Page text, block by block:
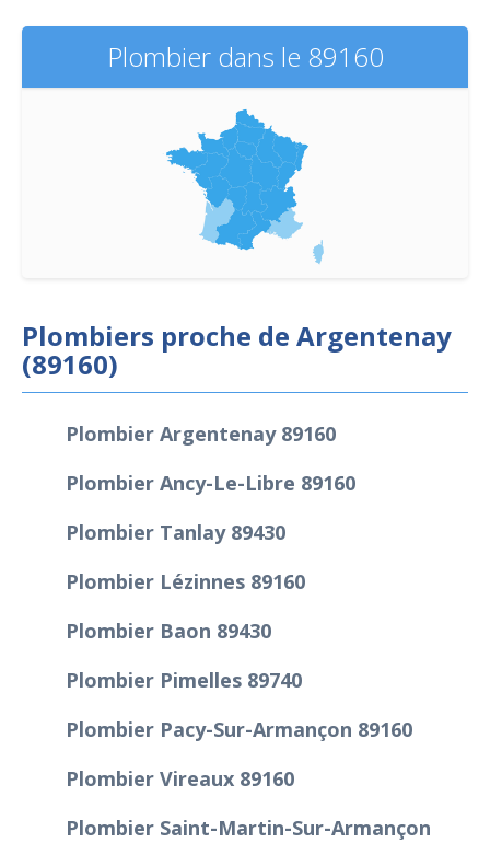
Plombier dans le 89160
Plombiers proche de Argentenay
(89160)
Plombier Argentenay 89160
Plombier Ancy-Le-Libre 89160
Plombier Tanlay 89430
Plombier Lézinnes 89160
Plombier Baon 89430
Plombier Pimelles 89740
Plombier Pacy-Sur-Armançon 89160
Plombier Vireaux 89160
Plombier Saint-Martin-Sur-Armançon